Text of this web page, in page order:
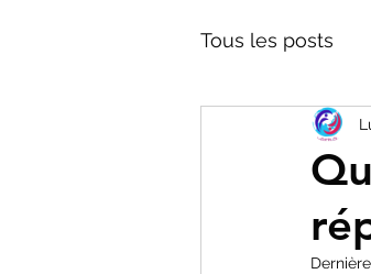
Tous les posts
Autres